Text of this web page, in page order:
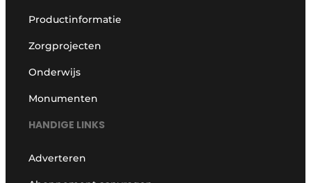
Productinformatie
Zorgprojecten
Onderwijs
Monumenten
HANDIGE LINKS
Adverteren